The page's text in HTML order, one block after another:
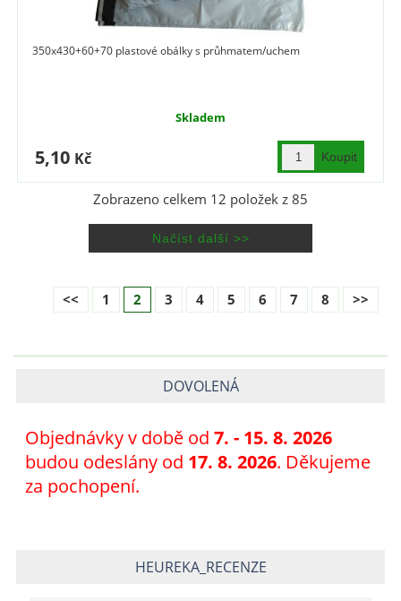
350x430+60+70 plastové obálky s průhmatem/uchem
Skladem
5,10 Kč
Zobrazeno celkem 12 položek z85
<< 1 2 3 4 5 6 7 8 >>
DOVOLENÁ
Objednávky v době od 7. - 15. 8. 2026
budou odeslány od 17. 8. 2026. Děkujeme
za pochopení.
HEUREKA_RECENZE